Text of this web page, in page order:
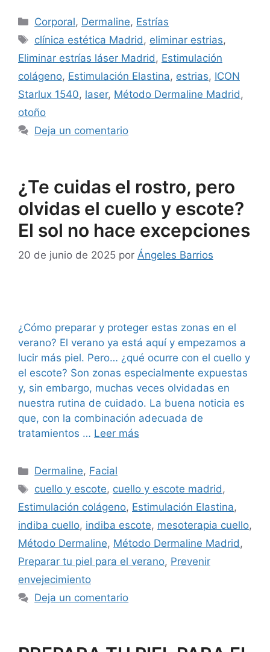
Corporal, Dermaline, Estrías
clínica estética Madrid , eliminar estrias,
Eliminar estrías láser Madrid , Estimulación
colágeno, Estimulación Elastina, estrias, ICON
Starlux 1540, laser, Método Dermaline Madrid ,
otoño
Deja un comentario
¿Te cuidas el rostro, pero
olvidas el cuello y escote?
El sol no hace excepciones
20 de junio de 2025 por Ángeles Barrios
¿Cómo preparar y proteger estas zonas en el
verano? El verano ya está aquí y empezamos a
lucir más piel. Pero… ¿qué ocurre con el cuello y
el escote? Son zonas especialmente expuestas
y, sin embargo, muchas veces olvidadas en
nuestra rutina de cuidado. La buena noticia es
que, con la combinación adecuada de
tratamientos … Leer más
Dermaline, Facial
cuello y escote, cuello y escote madrid,
Estimulación colágeno, Estimulación Elastina,
indiba cuello, indiba escote, mesoterapia cuello,
Método Dermaline, Método Dermaline Madrid,
Preparar tu piel para el verano, Prevenir
envejecimiento
Deja un comentario